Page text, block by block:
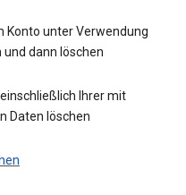
Konto unter Verwendung
und dann löschen
einschließlich Ihrer mit
Daten löschen